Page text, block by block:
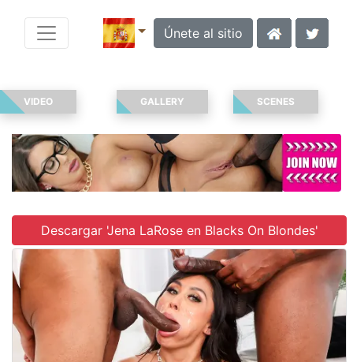
Únete al sitio
VIDEO GALLERY SCENES
Descargar 'Jena LaRose en Blacks On Blondes'